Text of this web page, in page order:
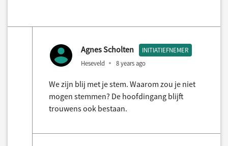
Agnes Scholten INITIATIEFNEMER
Heseveld 8 years ago
We zijn blij met je stem. Waarom zou je niet
mogen stemmen? De hoofdingang blijft
trouwens ook bestaan.